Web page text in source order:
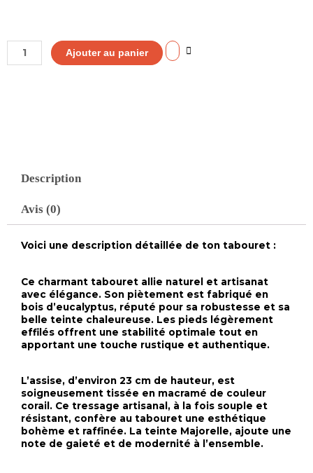
Ajouter au panier
Description
Avis (0)
Voici une description détaillée de ton tabouret :
Ce charmant tabouret allie naturel et artisanat
avec élégance. Son piètement est fabriqué en
bois d’eucalyptus, réputé pour sa robustesse et sa
belle teinte chaleureuse. Les pieds légèrement
effilés offrent une stabilité optimale tout en
apportant une touche rustique et authentique.
L’assise, d’environ 23 cm de hauteur, est
soigneusement tissée en macramé de couleur
corail. Ce tressage artisanal, à la fois souple et
résistant, confère au tabouret une esthétique
bohème et raffinée. La teinte Majorelle, ajoute une
note de gaieté et de modernité à l’ensemble.